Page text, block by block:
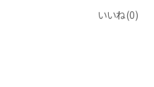
いいね(0)